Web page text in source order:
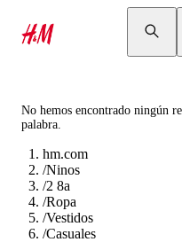
No hemos encontrado ningún
palabra.
hm.com
/Ninos
/2 8a
/Ropa
/Vestidos
/Casuales